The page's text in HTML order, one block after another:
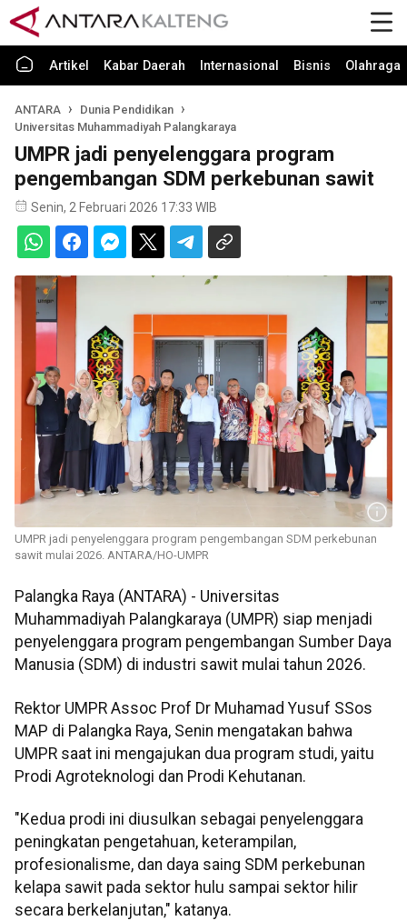
Artikel Kabar Daerah Internasional Bisnis Olahraga
ANTARA
Dunia Pendidikan
Universitas Muhammadiyah Palangkaraya
UMPR jadi penyelenggara program
pengembangan SDM perkebunan sawit
Senin, 2 Februari 2026 17:33 WIB
UMPR jadi penyelenggara program pengembangan SDM perkebunan
sawit mulai 2026. ANTARA/HO-UMPR
Palangka Raya (ANTARA) - Universitas
Muhammadiyah Palangkaraya (UMPR) siap menjadi
penyelenggara program pengembangan Sumber Daya
Manusia (SDM) di industri sawit mulai tahun 2026.
Rektor UMPR Assoc Prof Dr Muhamad Yusuf SSos
MAP di Palangka Raya, Senin mengatakan bahwa
UMPR saat ini mengajukan dua program studi, yaitu
Prodi Agroteknologi dan Prodi Kehutanan.
"Kedua prodi ini diusulkan sebagai penyelenggara
peningkatan pengetahuan, keterampilan,
profesionalisme, dan daya saing SDM perkebunan
kelapa sawit pada sektor hulu sampai sektor hilir
secara berkelanjutan," katanya.